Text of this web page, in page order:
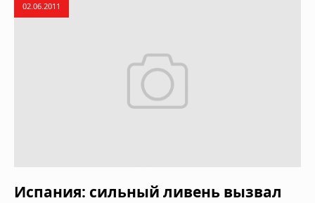
02.06.2011
Испания: сильный ливень вызвал